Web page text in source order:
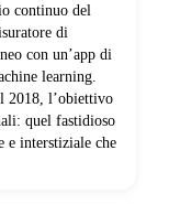
continuo del
di
con un’app di
learning.
2018, l’obiettivo
quel fastidioso
interstiziale che